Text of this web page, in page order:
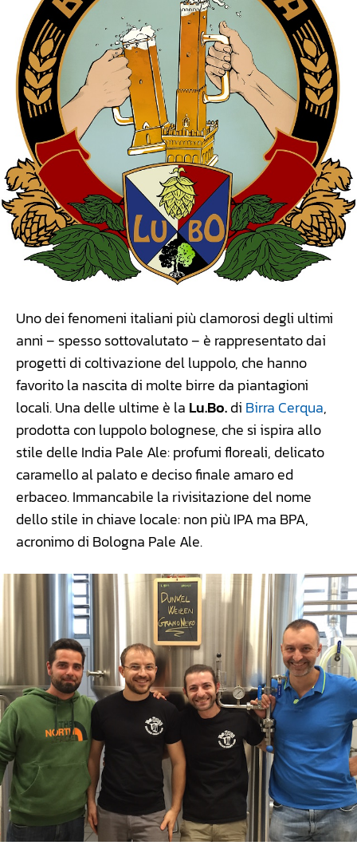
Uno dei fenomeni italiani più clamorosi degli ultimi
anni – spesso sottovalutato – è rappresentato dai
progetti di coltivazione del luppolo, che hanno
favorito la nascita di molte birre da piantagioni
locali. Una delle ultime è la Lu.Bo.di Birra Cerqua,
prodotta con luppolo bolognese, che si ispira allo
stile delle India Pale Ale: profumi floreali, delicato
caramello al palato e deciso finale amaro ed
erbaceo. Immancabile la rivisitazione del nome
dello stile in chiave locale: non più IPA ma BPA,
acronimo di Bologna Pale Ale.